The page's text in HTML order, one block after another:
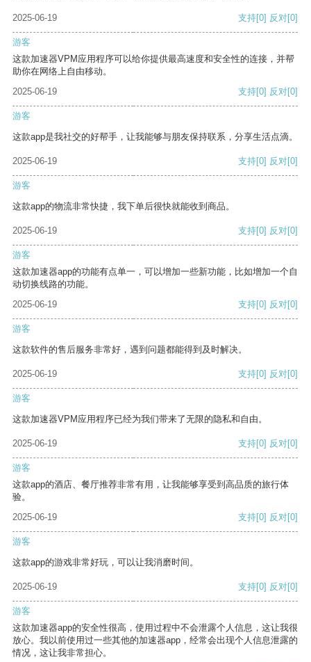
2025-06-19 支持[0] 反对[0]
游客
这款加速器VPM应用程序可以给你提供最高速度和安全性的连接，并帮
助你在网络上自由移动。
2025-06-19
支持[0] 反对[0]
游客
这款app是我社交的好帮手，让我能够与朋友保持联系，分享生活点滴。
2025-06-19 支持[0] 反对[0]
游客
这款app的物流非常快捷，我下单后很快就能收到商品。
2025-06-19 支持[0] 反对[0]
游客
这款加速器app的功能有点单一，可以增加一些新功能，比如增加一个自
动切换线路的功能。
2025-06-19
支持[0] 反对[0]
游客
这款软件的售后服务非常好，遇到问题都能得到及时解决。
2025-06-19 支持[0] 反对[0]
游客
这款加速器VPM应用程序已经为我们带来了无限的隐私和自由。
2025-06-19 支持[0] 反对[0]
游客
这款app的酒店、餐厅推荐非常有用，让我能够享受到高品质的旅行体
验。
2025-06-19
支持[0] 反对[0]
游客
这款app的游戏非常好玩，可以让我消磨时间。
2025-06-19 支持[0] 反对[0]
游客
这款加速器app的安全性很高，使用过程中不会泄露个人信息，这让我很
放心。我以前使用过一些其他的加速器app，经常会出现个人信息泄露的
情况，这让我非常担心。